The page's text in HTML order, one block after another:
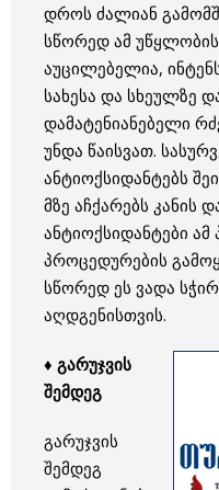
დროს ძალიან
სწორედ ამ
აუცილებელია,
სახესა და სხეულზე
დამატენიანებელი
უნდა წაისვათ.
ანტიოქსიდანტებს
მზე აჩქარებს კანის
ანტიოქსიდანტები ამ
პროცედურების
სწორედ ეს ვადა
აღდგენისთვის.
♦ გარუჯვის
შემდეგ
გარუჯვის
შემდეგ